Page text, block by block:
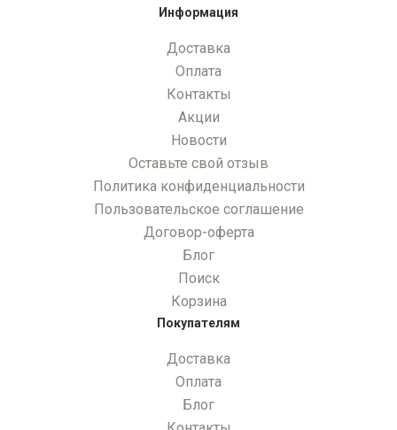
Информация
Доставка
Оплата
Контакты
Акции
Новости
Оставьте свой отзыв
Политика конфиденциальности
Пользовательское соглашение
Договор-оферта
Блог
Поиск
Корзина
Покупателям
Доставка
Оплата
Блог